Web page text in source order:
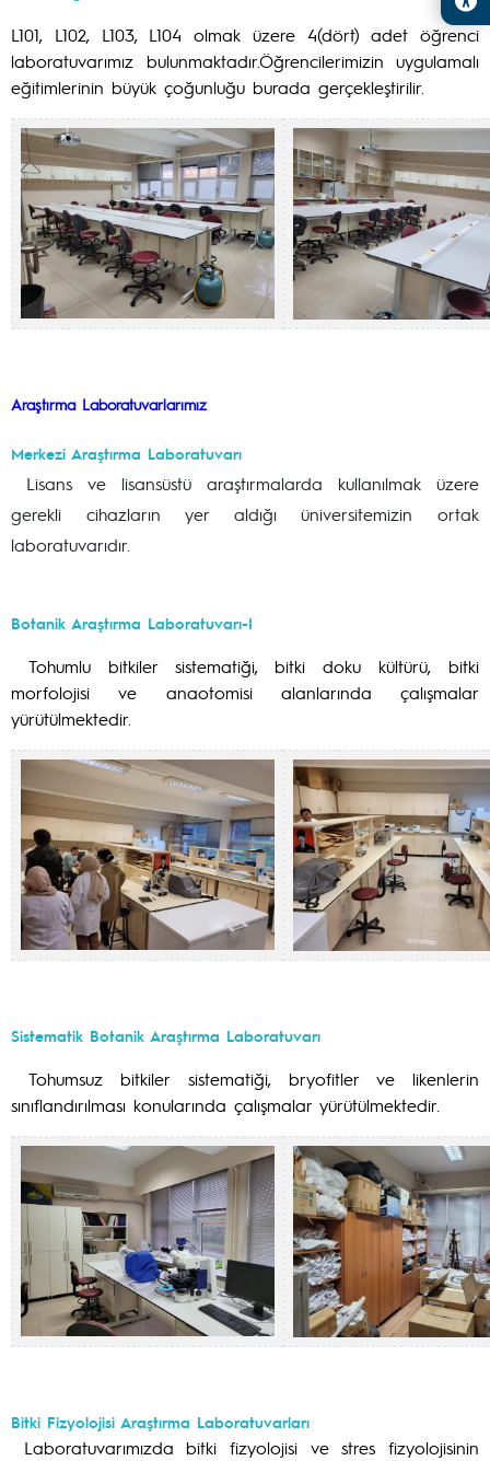
L101, L102, L103, L104 olmak üzere 4(dört) adet öğrenci
laboratuvarımız bulunmaktadır.Öğrencilerimizin uygulamalı
eğitimlerinin büyük çoğunluğu burada gerçekleştirilir.
Araştırma Laboratuvarlarımız
Merkezi Araştırma Laboratuvarı
Lisans ve lisansüstü araştırmalarda kullanılmak üzere
gerekli cihazların yer aldığı üniversitemizin ortak
laboratuvarıdır.
Botanik Araştırma Laboratuvarı-I
Tohumlu bitkiler sistematiği, bitki doku kültürü, bitki
morfolojisi ve anaotomisi alanlarında çalışmalar
yürütülmektedir.
Sistematik Botanik Araştırma Laboratuvarı
Tohumsuz bitkiler sistematiği, bryofitler ve likenlerin
sınıflandırılması konularında çalışmalar yürütülmektedir.
Bitki Fizyolojisi Araştırma Laboratuvarları
Laboratuvarımızda bitki fizyolojisi ve stres fizyolojisinin